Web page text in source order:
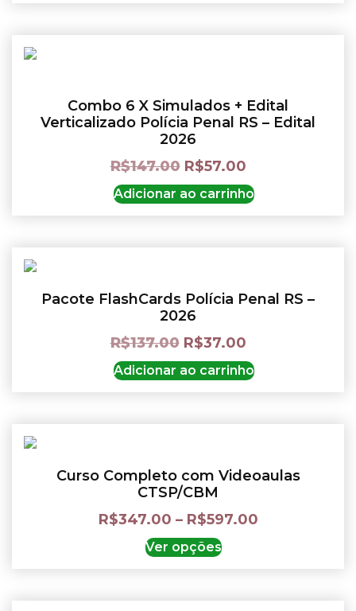
Combo 6 X Simulados + Edital
Verticalizado Polícia Penal RS – Edital
2026
R$147.00 R$57.00
Adicionar ao carrinho
Pacote FlashCards Polícia Penal RS –
2026
R$137.00 R$37.00
Adicionar ao carrinho
Curso Completo com Videoaulas
CTSP/CBM
R$347.00 – R$597.00
Ver opções